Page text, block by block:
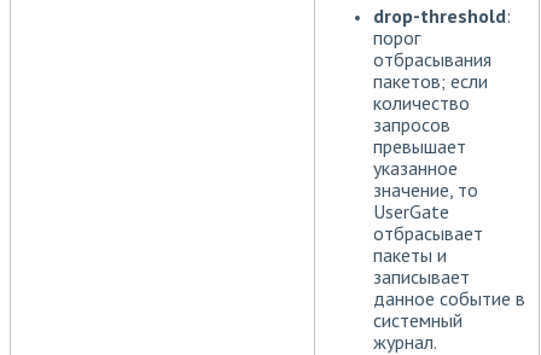
drop-threshold:
порог
отбрасывания
пакетов; если
количество
запросов
превышает
указанное
значение, то
UserGate
отбрасывает
пакеты и
записывает
данное событие в
системный
журнал.